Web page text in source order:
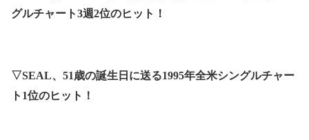
グルチャート3週2位のヒット！
▽SEAL、 51歳の誕生日に送る1995年全米シングルチャー
ト 1位のヒット！